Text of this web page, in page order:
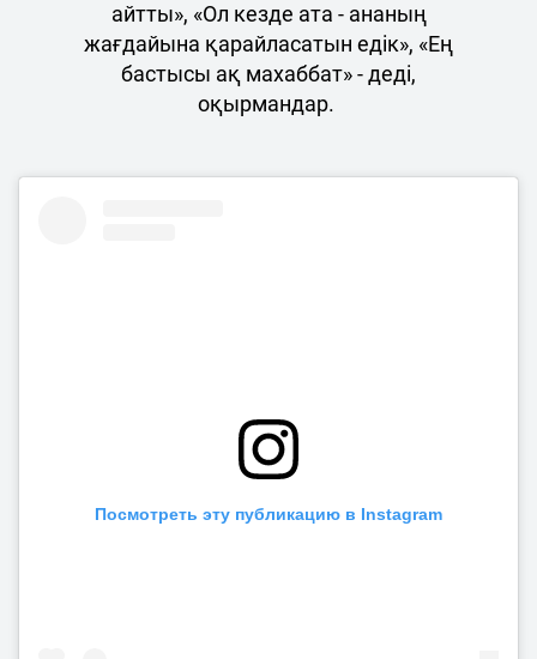
айтты», «Ол кезде ата - ананың
жағдайына қарайласатын едік», «Ең
бастысы ақ махаббат» - деді,
оқырмандар.
Посмотреть эту публикацию в Instagram